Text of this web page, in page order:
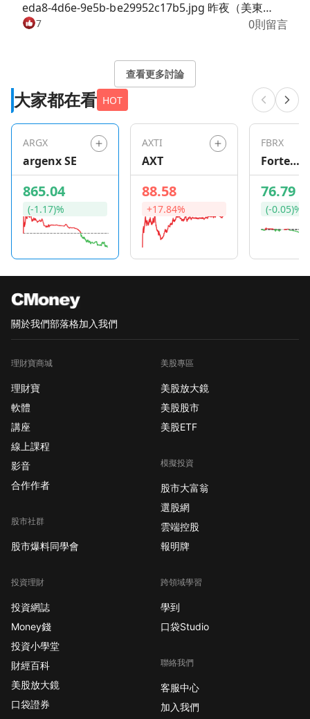
eda8-4d6e-9e5b-be29952c17b5.jpg 昨夜（美東
12/8）美股自高檔拉回：道瓊收
那指收 23,545.90（-0.14%），羅素 2000 收
2,520.98（-0.02%），僅費半指數收
7,375.22（+1.10%） 逆勢上漲，顯示資金仍偏好 AI 與
半導體。美東週二盤前期貨變化不大，亞洲股市整體
偏弱、台股約在 28,000 點上方 開低整理。 今天
（2025/12/09，週二）起，聯準會展開為期兩天會
議，利率決議將在 12/10 14:00 ET／12/11 03:00 台北
公布。同日經濟數據有 NFIB 小企業信心 與延期的 10
月 JOLTS 職缺數。財報方面，盤前由 金寶湯
Campbell Soup(CPB)、美國汽車零件
AutoZone(AZO)、折扣零售 Ollie’s(OLLI) 等登場，盤
後則輪到 遊戲零售 GameStop(GME)、軍工無人機
AeroVironment(AVAV)、餐飲 Cracker
Barrel(CBRL)、便利商店 Casey’s(CASY)、雲端行銷
Braze(BRZE) 等，牽動零售、民生與科技情緒。 👉一
鍵緊貼最新行情 【總經／數據】 【一、JOLTS 職缺與
小企業信心，同步檢驗景氣與薪資壓力】 今晚兩項數
據在美股盤中登場： NFIB 小企業樂觀指數（11 月）
時間：06:00 ET／19:00 台北。指數若持續低於長期均
招聘與投資意願。 JOLTS 職缺數（10 月，延後公布）
時間：10:00 ET／23:00 台北。市場預期職缺總數續從
高檔緩步下滑，「每位失業者可選職缺數」若回到疫
情前附近，將被解讀為 就業市場正常化 而非硬著陸。
專業觀察：若 JOLTS 意外回升、離職率回暖，可能讓
聯準會對通膨再度轉趨謹慎；反之，職缺續降、薪資
壓力受控，將支持「通膨朝 2% 靠攏」的路徑。（點擊
關注，掌握最新 JOLTS 與小企業信心數字） 【總經／
利率】 【二、聯準會今日開會，市場幾乎押注再降息
1 碼】 聯準會自今天起舉行兩天 FOMC 會議，利率決
議於 12/10 14:00 ET／12/11 03:00 台北 公布。利率期
將聯邦基金利率降至 3.5–3.75% 區間的機率約在 八成
以上。 真正的變數在於： 會後聲明是否維持「軟著陸
＋依數據調整」基調； 新點陣圖對 2026 年後降息次
數與終點利率 的描繪。 專業觀察：在三大指數仍接近
歷史高點、波動率偏低的背景下，只要聯準會不意外
轉鷹，美債殖利率大致守在 4% 左右，科技與成長股的
估值壓力有限；若點陣圖暗示「降息次數少於市場期
待」，高估值股可能率先承壓。（點擊關注，追蹤聯
7 0則留言
查看更多討論
大家都在看 HOT
ARGX
argenx SE
865.04
(-1.17)%
AXTI
AXT
88.58
+17.84%
FBRX
Forte
76.79
(-0.05)%
關於我們部落格加入我們
理財寶商城
理財寶
軟體
講座
線上課程
影音
合作作者
股市社群
股市爆料同學會
投資理財
投資網誌
Money錢
投資小學堂
財經百科
美股放大鏡
口袋證券
美股專區
美股放大鏡
美股股市
美股ETF
模擬投資
股市大富翁
選股網
雲端控股
報明牌
跨領域學習
學到
口袋Studio
聯絡我們
客服中心
加入我們